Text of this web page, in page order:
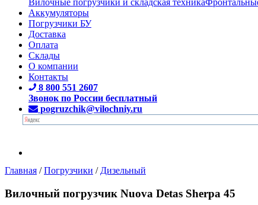
Аккумуляторы
Погрузчики БУ
Доставка
Оплата
Склады
О компании
Контакты
8 800 551 2607
Звонок по России бесплатный
pogruzchik@vilochniy.ru
Главная /Погрузчики / Дизельный
Вилочный погрузчик Nuova Detas Sherpa 45